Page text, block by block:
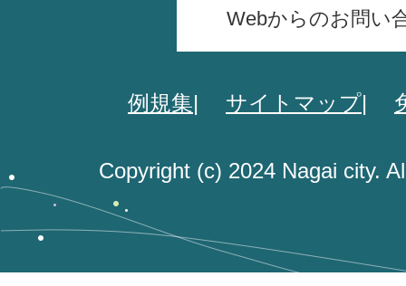
Webからのお問い
例規集 サイトマップ
Copyright (c) 2024 Nagai city.